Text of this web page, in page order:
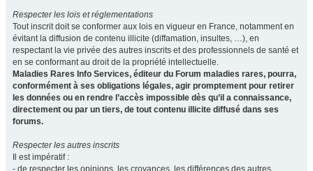
Respecter les lois et réglementations
Tout inscrit doit se conformer aux lois en vigueur en France, notamment en
évitant la diffusion de contenu illicite (diffamation, insultes, …), en
respectant la vie privée des autres inscrits et des professionnels de santé et
en se conformant au droit de la propriété intellectuelle.
Maladies Rares Info Services, éditeur du Forum maladies rares, pourra,
conformément à ses obligations légales, agir promptement pour retirer
les données ou en rendre l’accès impossible dès qu’il a connaissance,
directement ou par un tiers, de tout contenu illicite diffusé dans ses
forums.
Respecter les autres inscrits
Il est impératif :
- de respecter les opinions, les croyances, les différences des autres